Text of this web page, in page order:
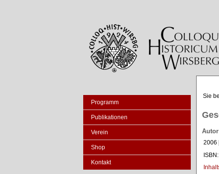
Programm
Publikationen
Verein
Shop
Kontakt
Sie
2006